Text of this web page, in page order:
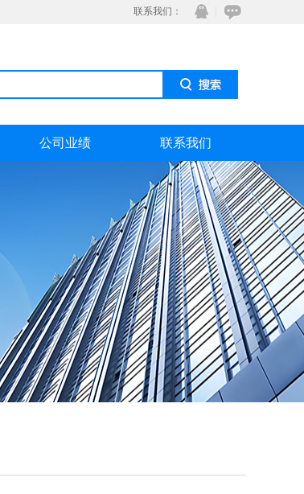
联系我们：
在线咨
QQ
公司业绩 联系我们